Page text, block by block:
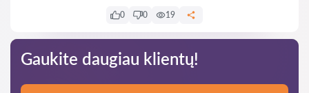
0 0 19
Gaukite daugiau klientų!